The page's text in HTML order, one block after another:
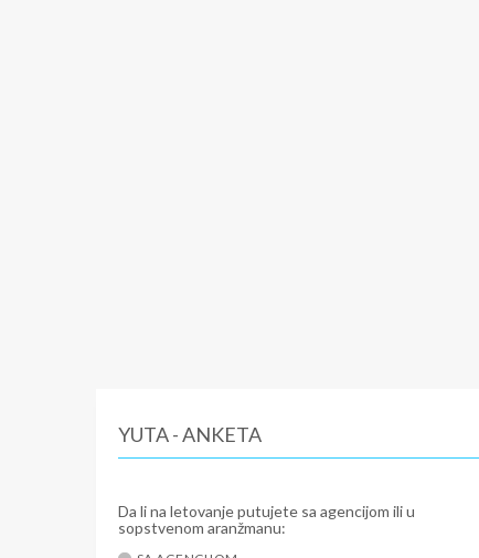
YUTA - ANKETA
Da li na letovanje putujete sa agencijom ili u
sopstvenom aranžmanu: